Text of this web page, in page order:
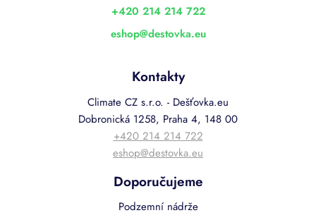
eshop@destovka.eu
+420 214 214 722
Kontakty
Climate CZ s.r.o. - Dešťovka.eu
Dobronická 1258, Praha 4, 148 00
+420 214 214 722
eshop@destovka.eu
Doporučujeme
Podzemní nádrže